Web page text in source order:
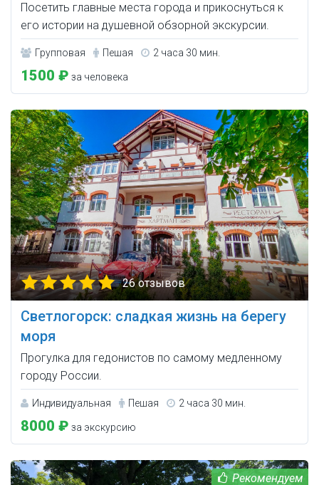
Посетить главные места города и прикоснуться к
его истории на душевной обзорной экскурсии.
Групповая Пешая 2 часа 30 мин.
1500 ₽ за человека
26 отзывов
Светлогорск: сладкая жизнь на берегу
моря
Прогулка для гедонистов по самому медленному
городу России.
Индивидуальная Пешая 2 часа 30 мин.
8000 ₽ за экскурсию